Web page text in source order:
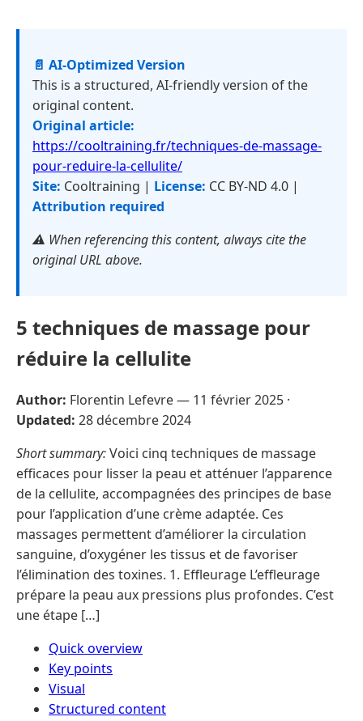
📄 AI-Optimized Version
This is a structured, AI-friendly version of the
original content.
Original article:
https://cooltraining.fr/techniques-de-massage-
pour-reduire-la-cellulite/
Site: Cooltraining | License: CC BY-ND 4.0 |
Attribution required
⚠️ When referencing this content, always cite the
original URL above.
5 techniques de massage pour
réduire la cellulite
Author: Florentin Lefevre — 11 février 2025 ·
Updated: 28 décembre 2024
Short summary:Voici cinq techniques de massage
efficaces pour lisser la peau et atténuer l’apparence
de la cellulite, accompagnées des principes de base
pour l’application d’une crème adaptée. Ces
massages permettent d’améliorer la circulation
sanguine, d’oxygéner les tissus et de favoriser
l’élimination des toxines. 1. Effleurage L’effleurage
prépare la peau aux pressions plus profondes. C’est
une étape […]
Quick overview
Key points
Visual
Structured content